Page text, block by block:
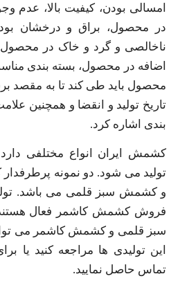
امسالی بودن، کیفیت بالا، عدم
در محصول، براق و درخشان
ناخالصی و گرد و خاک در
اضافه در محصول، بسته بندی
محصول باید طی کند تا به مقصد
تاریخ تولید و انقضا و همچنین
بندی اشاره کرد.
کشمش ایران انواع مختلفی
تولید می شود. دو نمونه
و کشمش سبز قلمی می باشد.
فروش کشمش کاشمر فعال
سبز قلمی و کشمش کاشمر می
این تولیدی ها مراجعه کنید یا
تماس حاصل نمایید.